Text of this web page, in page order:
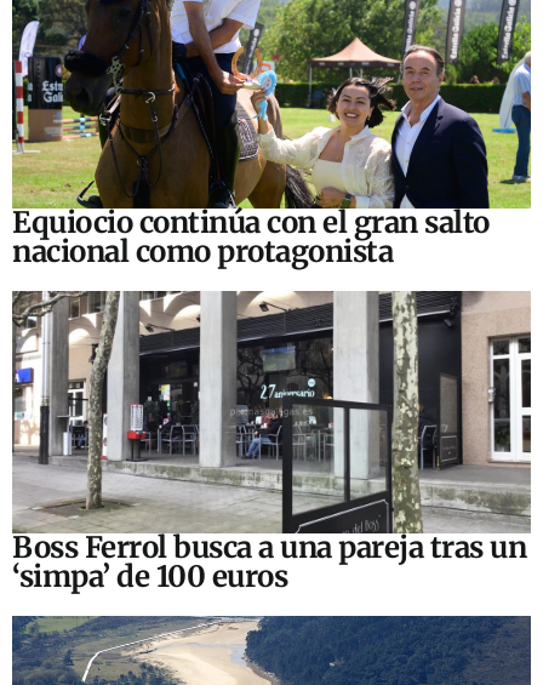
Equiocio continúa con el gran salto
nacional como protagonista
Boss Ferrol busca a una pareja tras un
‘simpa’ de 100 euros